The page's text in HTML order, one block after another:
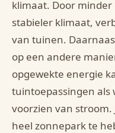
klimaat. Door
stabieler klimaat,
van tuinen.
op een andere
opgewekte energie
tuintoepassingen
voorzien van
heel zonnepark te